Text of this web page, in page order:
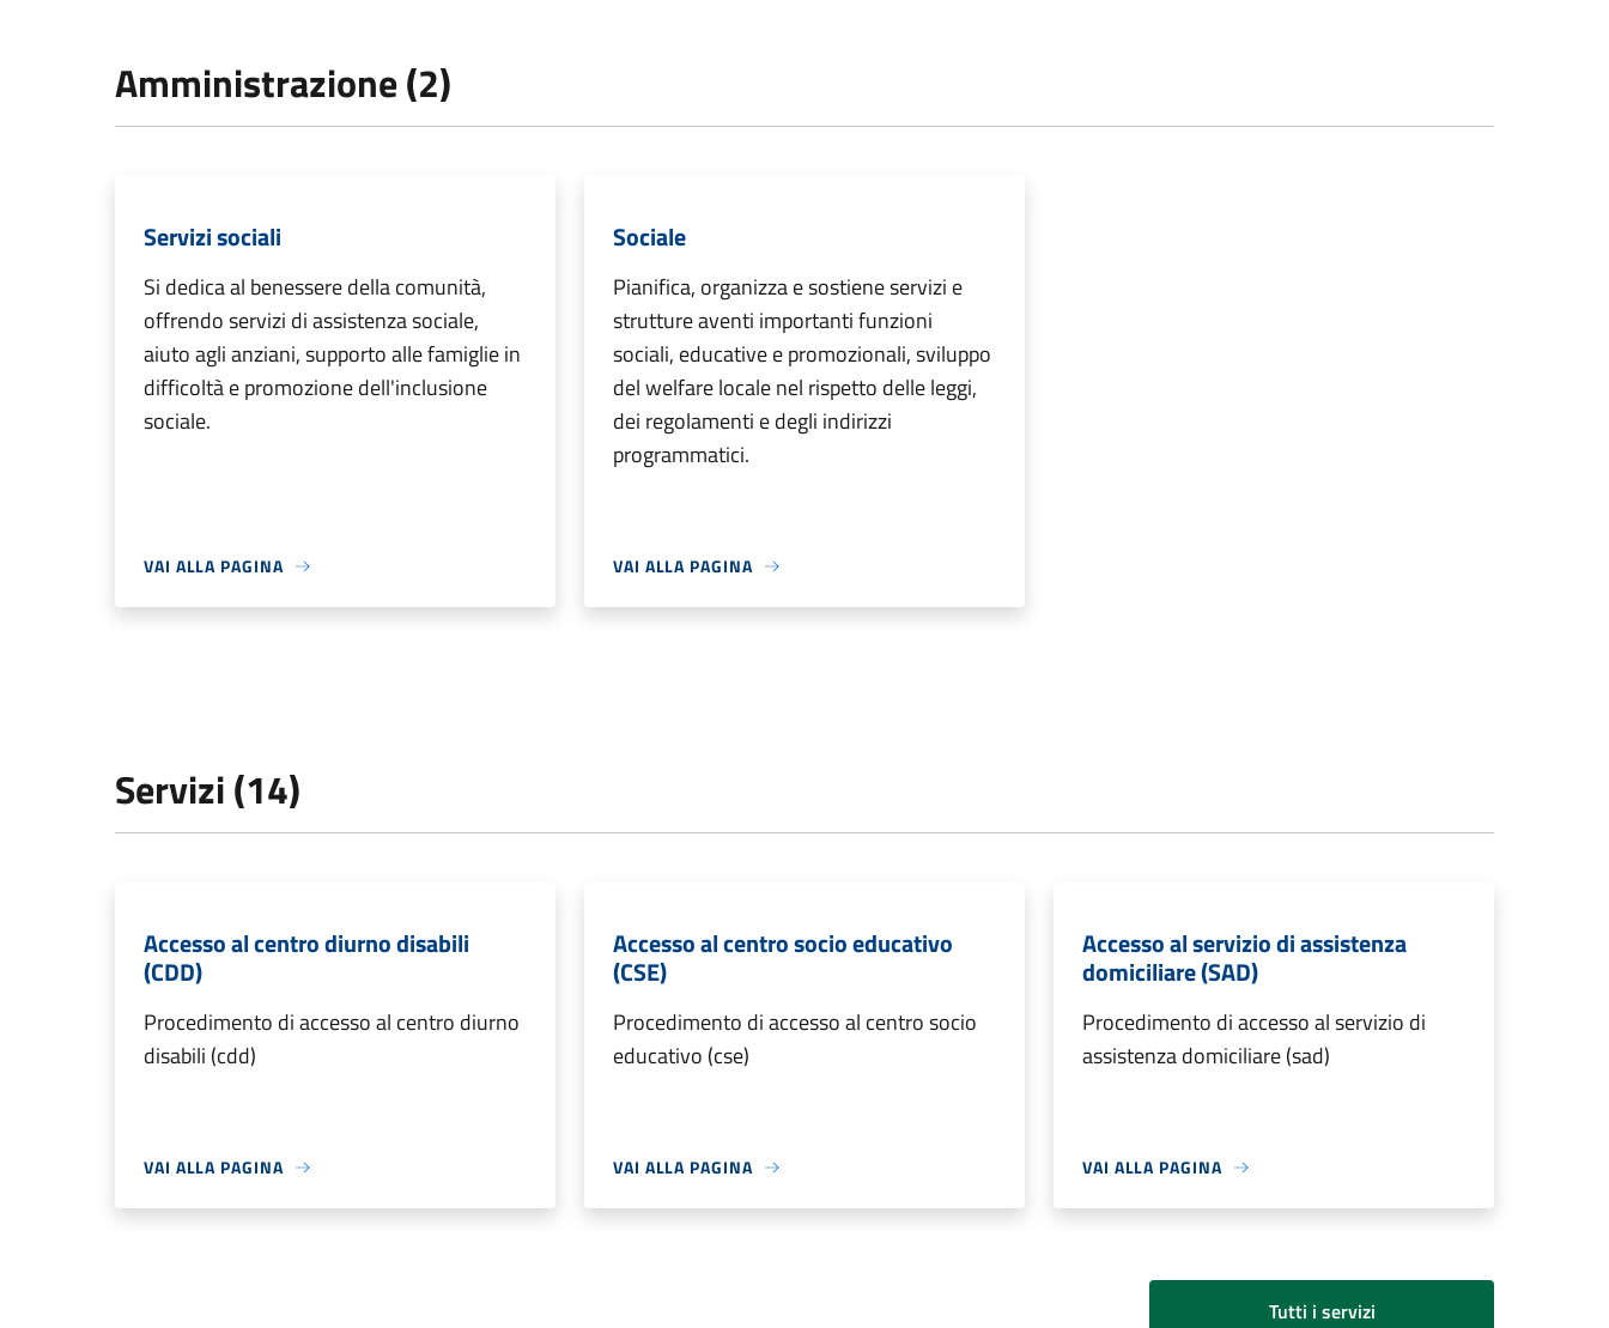
Amministrazione (2)
Servizi sociali
Si dedica al benessere della comunità,
offrendo servizi di assistenza sociale,
aiuto agli anziani, supporto alle famiglie in
difficoltà e promozione dell'inclusione
sociale.
VAI ALLA PAGINA
Sociale
Pianifica, organizza e sostiene servizi e
strutture aventi importanti funzioni
sociali, educative e promozionali, sviluppo
del welfare locale nel rispetto delle leggi,
dei regolamenti e degli indirizzi
programmatici.
VAI ALLA PAGINA
Servizi (14)
Accesso al centro diurno disabili
(CDD)
Procedimento di accesso al centro diurno
disabili (cdd)
VAI ALLA PAGINA
Accesso al centro socio educativo
(CSE)
Procedimento di accesso al centro socio
educativo (cse)
VAI ALLA PAGINA
Accesso al servizio di assistenza
domiciliare (SAD)
Procedimento di accesso al servizio di
assistenza domiciliare (sad)
VAI ALLA PAGINA
Tutti i servizi